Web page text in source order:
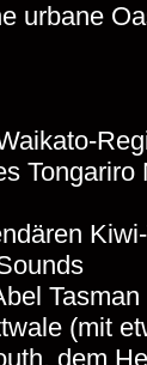
urbane
Tongariro
(mit
dem